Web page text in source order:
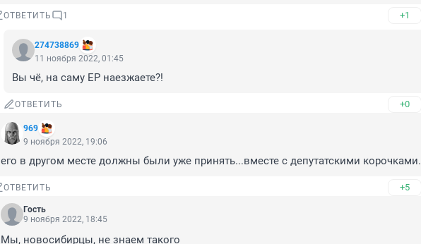
ОТВЕТИТЬ 1 +1
274738869
11 ноября 2022, 01:45
Вы чё, на саму ЕР наезжаете?!
ОТВЕТИТЬ +0
969
9 ноября 2022, 19:06
его в другом месте должны были уже принять...вместе с депутатскими корочками.
ОТВЕТИТЬ +5
Гость
9 ноября 2022, 18:45
Мы, новосибирцы, не знаем такого